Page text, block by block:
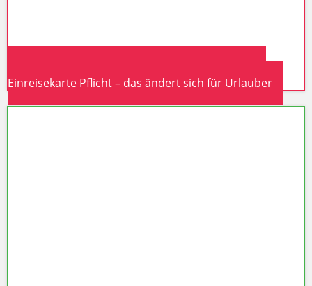
Einreisekarte Pflicht – das ändert sich für Urlauber